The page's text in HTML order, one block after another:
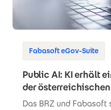
Fabasoft eGov-Suite
Public AI: KI erhält
der
Das BRZ und